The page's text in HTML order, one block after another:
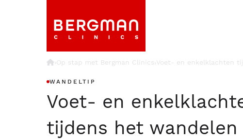
›Op stap met Bergman Clinics›Voet- en enkelklachten
WANDELTIP
Voet- en
tijdens het wandelen